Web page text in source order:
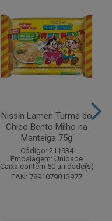
Nissin Lamen Turma do
Chico Bento Milho na
Manteiga 75g
Código: 211934
Embalagem: Unidade
Caixa contém 50 unidade(s)
EAN: 7891079013977